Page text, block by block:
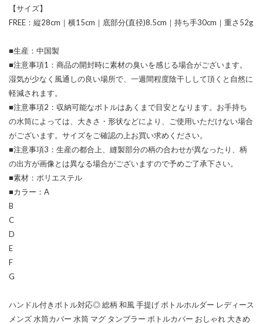
【サイズ】
FREE：縦28cm｜横15cm｜底部分(直径)8.5cm｜持ち手30cm｜重さ52g
■生産：中国製
■注意事項1：商品の開封時に素材の臭いを感じる場合がございます。
湿気が少なく風通しの良い場所で、一週間程度陰干しして頂くと自然に
軽減されます。
■注意事項2：収納可能なボトルはあくまで目安となります。お手持ち
の水筒によっては、大きさ・形状などにより、ご使用いただけない場合
がございます。サイズをご確認の上お買い求めください。
■注意事項3：生産の都合上、縫製部分の柄の合わせが異なったり、柄
の出方が画像とは異なる場合がございますので予めご了承下さい。
■素材：ポリエステル
■カラー：A
B
C
D
E
F
G
ハンドル付きボトル対応◎ 総柄 和風 手提げ ボトルホルダー レディース
メンズ 水筒カバー 水筒 マグ タンブラー ボトルカバー おしゃれ 大きめ